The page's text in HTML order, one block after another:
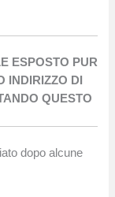
ESPOSTO PUR
INDIRIZZO DI
QUESTO
dopo alcune